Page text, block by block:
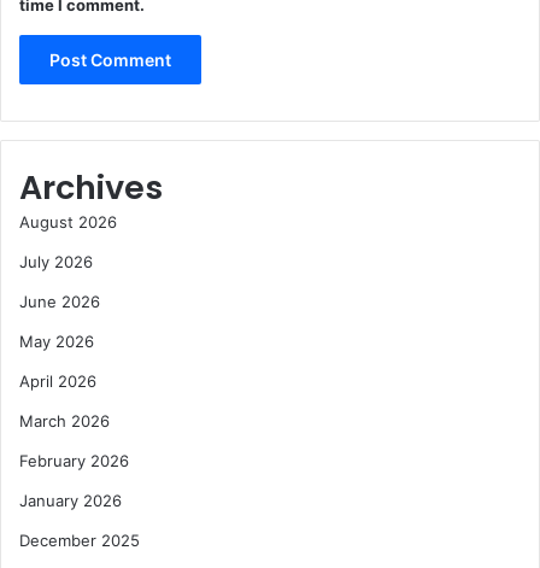
time I comment.
Archives
August 2026
July 2026
June 2026
May 2026
April 2026
March 2026
February 2026
January 2026
December 2025